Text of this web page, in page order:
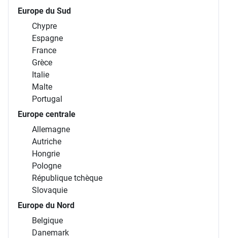
Europe du Sud
Chypre
Espagne
France
Grèce
Italie
Malte
Portugal
Europe centrale
Allemagne
Autriche
Hongrie
Pologne
République tchèque
Slovaquie
Europe du Nord
Belgique
Danemark